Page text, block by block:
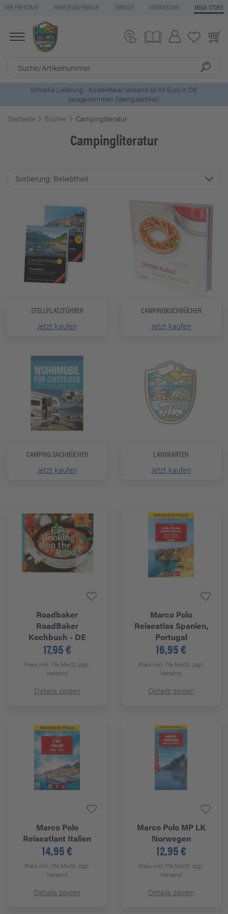
DER FREISTAAT FAHRZEUGVERKAUF SERVICE VERMIETUNG MEGA STORE
5 Euro Gutschein* beiNewsletter-Anmeldung
Startseite Bücher Campingliteratur
Campingliteratur
STELLPLATZFÜHRER
Jetzt kaufen
CAMPINGKOCHBÜCHER
Jetzt kaufen
CAMPING SACHBÜCHER
Jetzt kaufen
LANDKARTEN
Jetzt kaufen
Roadbaker
RoadBaker
Kochbuch - DE
17,95 €
Preis inkl. 7% MwSt.zzgl.
Versand
Details zeigen
Marco Polo
Reiseatlas Spanien,
Portugal
16,95 €
Preis inkl. 7% MwSt.zzgl.
Versand
Details zeigen
Marco Polo
Reiseatlant Italien
14,95 €
Preis inkl. 7% MwSt.zzgl.
Versand
Details zeigen
Marco PoloMP LK
Norwegen
12,95 €
Preis inkl. 7% MwSt.zzgl.
Versand
Details zeigen